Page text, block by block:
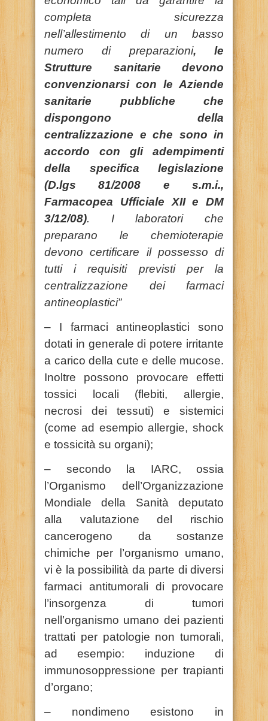
completa sicurezza
nell’allestimento di un basso
numero di preparazioni, le
Strutture sanitarie devono
convenzionarsi con le Aziende
sanitarie pubbliche che
dispongono della
centralizzazione e che sono in
accordo con gli adempimenti
della specifica legislazione
(D.lgs 81/2008 e s.m.i.,
Farmacopea Ufficiale XII e DM
3/12/08). I laboratori che
preparano le chemioterapie
devono certificare il possesso di
tutti i requisiti previsti per la
centralizzazione dei farmaci
antineoplastici”
– I farmaci antineoplastici sono
dotati in generale di potere irritante
a carico della cute e delle mucose.
Inoltre possono provocare effetti
tossici locali (flebiti, allergie,
necrosi dei tessuti) e sistemici
(come ad esempio allergie, shock
e tossicità su organi);
– secondo la IARC, ossia
l’Organismo dell’Organizzazione
Mondiale della Sanità deputato
alla valutazione del rischio
cancerogeno da sostanze
chimiche per l’organismo umano,
vi è la possibilità da parte di diversi
farmaci antitumorali di provocare
l’insorgenza di tumori
nell’organismo umano dei pazienti
trattati per patologie non tumorali,
ad esempio: induzione di
immunosoppressione per trapianti
d’organo;
– nondimeno esistono in